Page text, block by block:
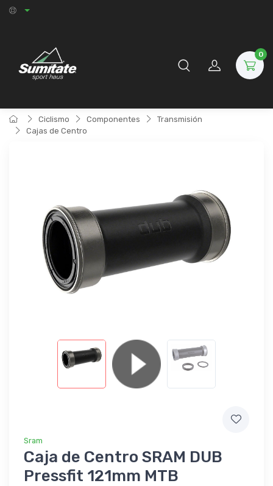
0
Ciclismo Componentes
Transmisión
Cajas de Centro
Sram
Caja de Centro SRAM DUB
Pressfit 121mm MTB